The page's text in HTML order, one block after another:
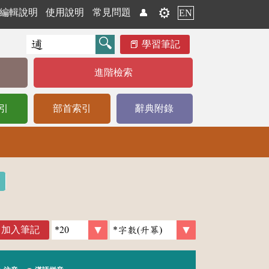
編輯說明 使用說明 常見問題 👤 ⚙️ EN
學習筆記
進階檢索
部首索引 辭典附錄
加入筆記